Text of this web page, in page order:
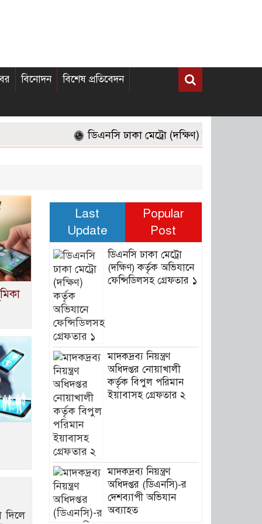
বিনোদন
বিশেষ প্রতিবেদন
ডিএনসি ঢাকা মেট্রো (দক্ষিণ) কর্তৃক অভিযানে
দিলে
Last
Update
Popular
Post
ডিএনসি ঢাকা মেট্রো
(দক্ষিণ) কর্তৃক অভিযানে
ফেন্সিডিলসহ গ্রেফতার ১
মাদকদ্রব্য নিয়ন্ত্রণ
অধিদপ্তর নোয়াখালী
কর্তৃক বিপুল পরিমান
ইয়াবাসহ গ্রেফতার ২
মাদকদ্রব্য নিয়ন্ত্রণ
অধিদপ্তর (ডিএনসি)-র
দেশব্যাপী অভিযান
অব্যাহত